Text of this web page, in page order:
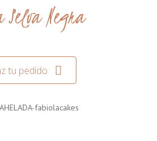
Negra
tu pedido